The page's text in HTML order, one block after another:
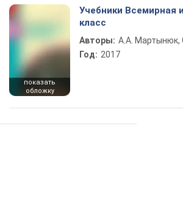
показать
обложку
Учебники Всемирная
класс
Авторы: А.А. Мартынюк,
Год: 2017